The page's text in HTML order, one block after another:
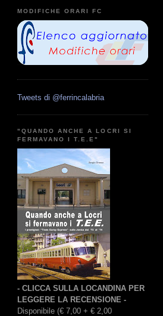
MODIFICHE ORARI FC
Tweets di @ferrincalabria
"QUANDO ANCHE A LOCRI SI
FERMAVANO I T.E.E"
- CLICCA SULLA LOCANDINA PER
LEGGERE LA RECENSIONE -
Disponibile (€ 7,00 + € 2,00